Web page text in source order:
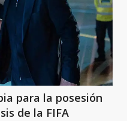
para la posesión
de la FIFA